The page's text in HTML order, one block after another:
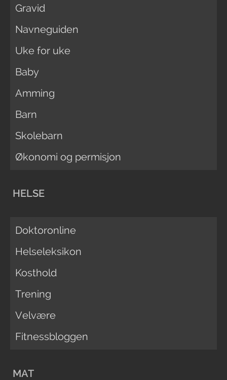
Gravid
Navneguiden
Uke for uke
Baby
Amming
Barn
Skolebarn
Økonomi og permisjon
HELSE
Doktoronline
Helseleksikon
Kosthold
Trening
Velvære
Fitnessbloggen
MAT